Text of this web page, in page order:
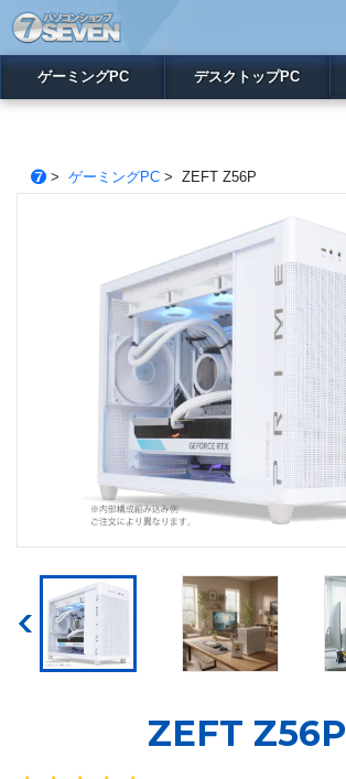
ゲーミングPC デスクトップPC
> ゲーミングPC> ZEFT Z56P
ZEFT Z56P